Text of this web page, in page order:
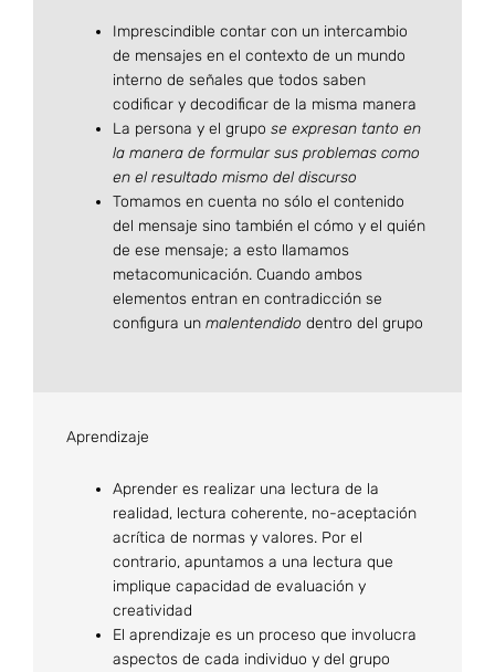
Imprescindible contar con un intercambio
de mensajes en el contexto de un mundo
interno de señales que todos saben
codificar y decodificar de la misma manera
La persona y el grupo se expresan tanto en
la manera de formular sus problemas como
en el resultado mismo del discurso
Tomamos en cuenta no sólo el contenido
del mensaje sino también el cómo y el quién
de ese mensaje; a esto llamamos
metacomunicación. Cuando ambos
elementos entran en contradicción se
configura un malentendido dentro del grupo
Aprendizaje
Aprender es realizar una lectura de la
realidad, lectura coherente, no-aceptación
acrítica de normas y valores. Por el
contrario, apuntamos a una lectura que
implique capacidad de evaluación y
creatividad
El aprendizaje es un proceso que involucra
aspectos de cada individuo y del grupo